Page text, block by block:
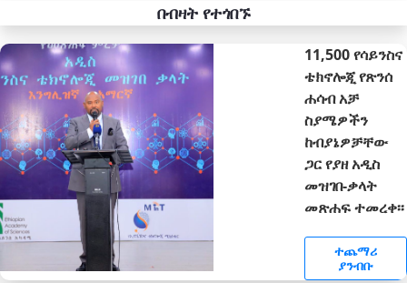
በብዛት የተጎበኙ
11,500 የሳይንስና
ቴክኖሎጂ የጽንሰ
ሐሳብ አቻ
ስያሜዎችን
ከብያኔዎቻቸው
ጋር የያዘ አዲስ
መዝገበ-ቃላት
መጽሐፍ ተመረቀ፡፡
ተጨማሪ
ያንብቡ